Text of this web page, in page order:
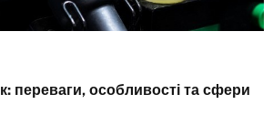
переваги, особливості та сфери